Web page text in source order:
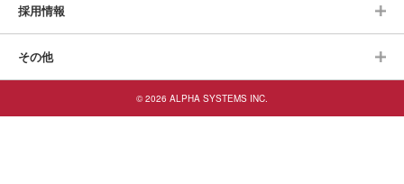
採用情報
その他
© 2026 ALPHA SYSTEMS INC.